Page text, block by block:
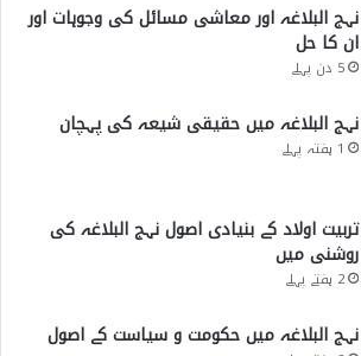
نہج البلاغہ اور معاشی مسائل کی وجوہات اور
ان کا حل
5 دن پہلے
نہج البلاغہ میں حقیقی شیعہ کی پہچان
1 ہفتہ پہلے
تربیت اولاد کے بنیادی اصول نہج البلاغہ کی
روشنی میں
2 ہفتے پہلے
نہج البلاغہ میں حکومت و سیاست کے اصول